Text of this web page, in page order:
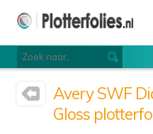
Avery SWF
Gloss